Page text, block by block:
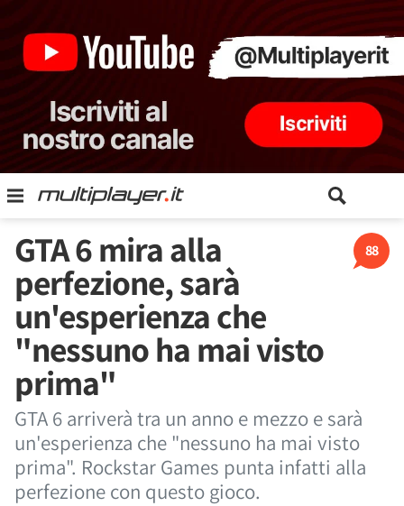
88
GTA 6 mira alla
perfezione, sarà
un'esperienza che
"nessuno ha mai visto
prima"
GTA 6 arriverà tra un anno e mezzo e sarà
un'esperienza che "nessuno ha mai visto
prima". Rockstar Games punta infatti alla
perfezione con questo gioco.